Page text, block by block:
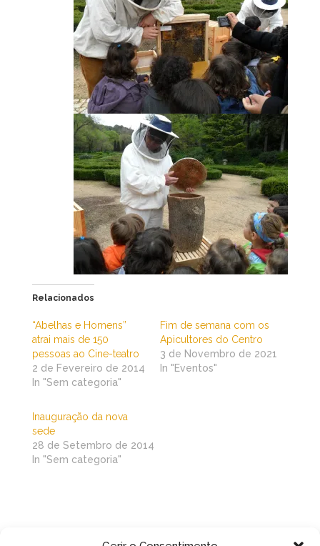
Relacionados
“Abelhas e Homens”
atrai mais de 150
pessoas ao Cine-teatro
2 de Fevereiro de 2014
In "Sem categoria"
Fim de semana com os
Apicultores do Centro
3 de Novembro de 2021
In "Eventos"
Inauguração da nova
sede
28 de Setembro de 2014
In "Sem categoria"